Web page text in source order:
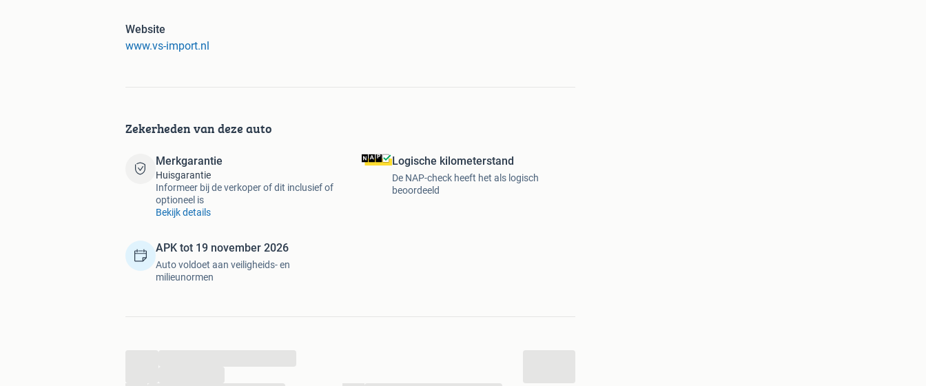
Website
www.vs-import.nl
Zekerheden van deze auto
Merkgarantie
Huisgarantie
Informeer bij de verkoper of dit inclusief of
optioneel is
Bekijk details
Logische kilometerstand
De NAP-check heeft het als logisch
beoordeeld
APK tot 19 november 2026
Auto voldoet aan veiligheids- en
milieunormen